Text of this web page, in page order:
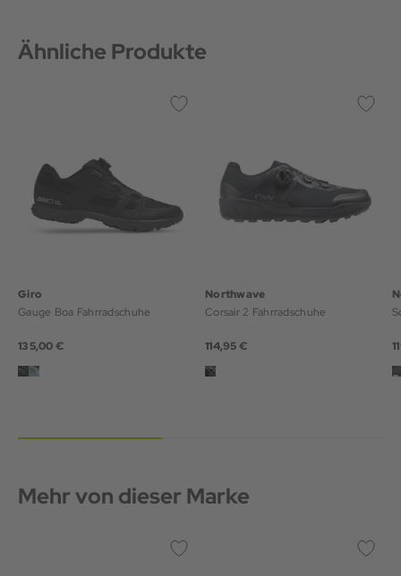
Ähnliche Produkte
Giro
Gauge Boa Fahrradschuhe
135,00 €
Northwave
Corsair 2 Fahrradschuhe
114,95 €
Mehr von dieser Marke